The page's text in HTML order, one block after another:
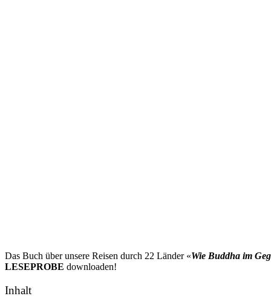
Das Buch über unsere Reisen durch 22 Länder «Wie Buddha im
LESEPROBE downloaden!
Inhalt